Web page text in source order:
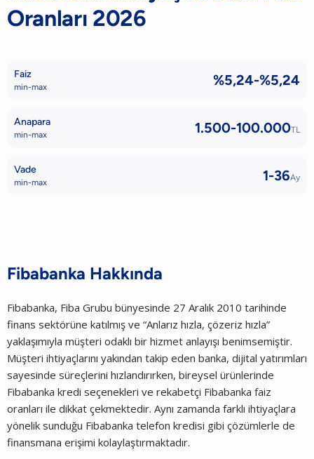
Oranları 2026
Faiz
min-max %5,24-%5,24
Anapara
min-max 1.500-100.000TL
Vade
min-max 1-36Ay
Fibabanka Hakkında
Fibabanka, Fiba Grubu bünyesinde 27 Aralık 2010 tarihinde
finans sektörüne katılmış ve “Anlarız hızla, çözeriz hızla”
yaklaşımıyla müşteri odaklı bir hizmet anlayışı benimsemiştir.
Müşteri ihtiyaçlarını yakından takip eden banka, dijital yatırımları
sayesinde süreçlerini hızlandırırken, bireysel ürünlerinde
Fibabanka kredi seçenekleri ve rekabetçi Fibabanka faiz
oranları ile dikkat çekmektedir. Aynı zamanda farklı ihtiyaçlara
yönelik sunduğu Fibabanka telefon kredisi gibi çözümlerle de
finansmana erişimi kolaylaştırmaktadır.